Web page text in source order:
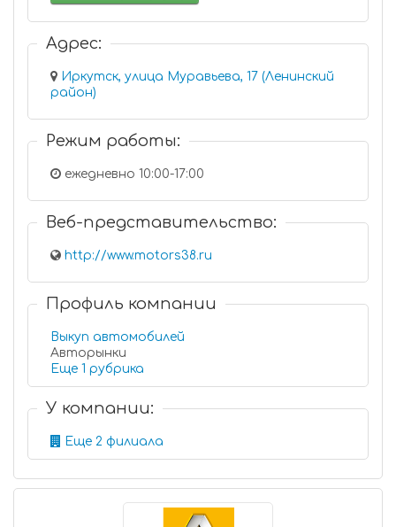
Адрес:
Иркутск, улица Муравьева, 17 (Ленинский
район)
Режим работы:
ежедневно 10:00-17:00
Веб-представительство:
http://www.motors38.ru
Профиль компании
Выкуп автомобилей
Авторынки
Еще 1 рубрика
У компании:
Еще 2 филиала